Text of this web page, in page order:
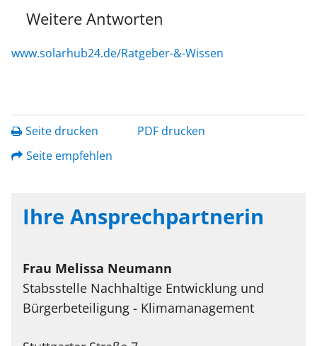
Weitere Antworten
www.solarhub24.de/Ratgeber-&-Wissen
Seite drucken
PDF drucken
Seite empfehlen
Ihre Ansprechpartnerin
Frau Melissa Neumann
Stabsstelle Nachhaltige Entwicklung und
Bürgerbeteiligung - Klimamanagement